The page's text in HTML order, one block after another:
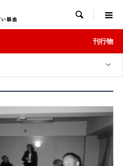

刊行物